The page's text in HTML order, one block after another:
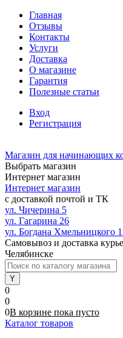
Главная
Отзывы
Контакты
Услуги
Доставка
О магазине
Гарантия
Полезные статьи
Вход
Регистрация
Магазин для начинающих
Выбрать магазин
Интернет магазин
Интернет магазин
с доставкой почтой и ТК
ул. Чичерина 5
ул. Гагарина 26
ул. Богдана Хмельницкого
Самовывоз и доставка
Челябинске
0
0
0В корзине пока пусто
Каталог товаров